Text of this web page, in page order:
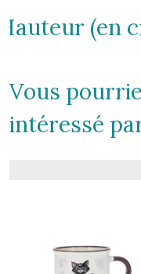
(en
Vous
intéressé